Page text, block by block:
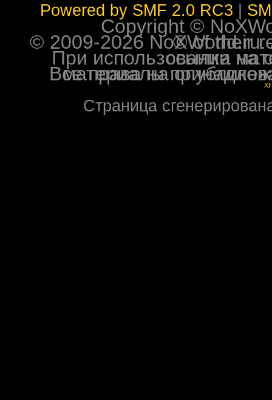
Powered by SMF 2.0 RC3
Copyright ©
© 2009-2026 NoXWorld.ru. All
При использовании
Все права на опубликованные на форуме
Страница